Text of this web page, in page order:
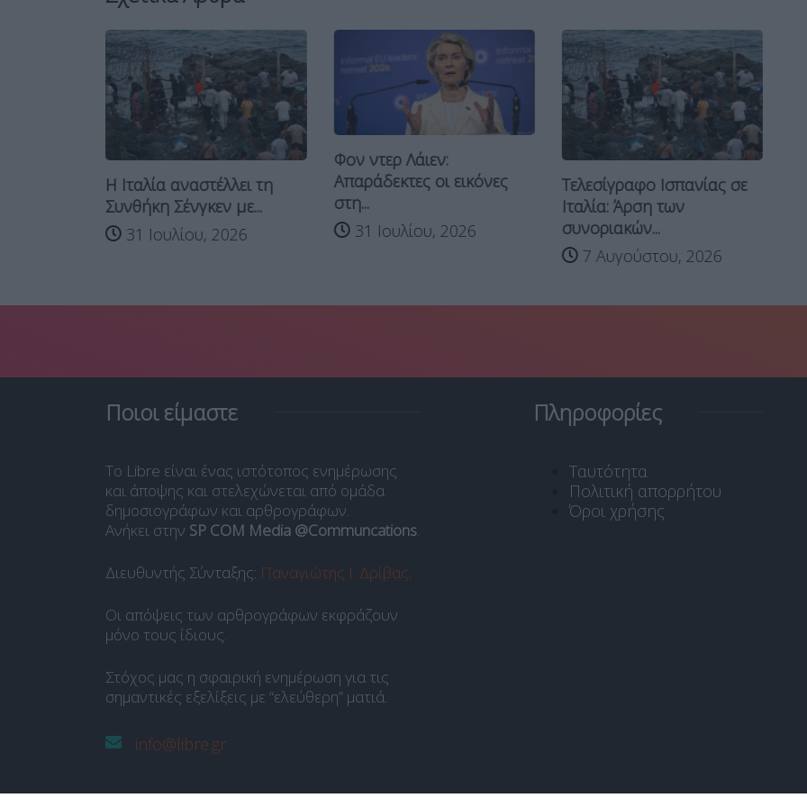
Η Ιταλία αναστέλλει τη
Συνθήκη Σένγκεν με...
31 Ιουλίου, 2026
Φον ντερ Λάιεν:
Απαράδεκτες οι εικόνες
στη...
31 Ιουλίου, 2026
Τελεσίγραφο Ισπανίας σε
Ιταλία: Άρση των
συνοριακών...
7 Αυγούστου, 2026
Ποιοι είμαστε
Το Libre είναι ένας ιστότοπος ενημέρωσης
και άποψης και στελεχώνεται από ομάδα
δημοσιογράφων και αρθρογράφων.
Ανήκει στην SP COM Media @Communcations.
Διευθυντής Σύνταξης: Παναγιώτης Ι. Δρίβας.
Οι απόψεις των αρθρογράφων εκφράζουν
μόνο τους ίδιους.
Στόχος μας η σφαιρική ενημέρωση για τις
σημαντικές εξελίξεις με “ελεύθερη” ματιά.
info@libre.gr
Πληροφορίες
Ταυτότητα
Πολιτική απορρήτου
Όροι χρήσης